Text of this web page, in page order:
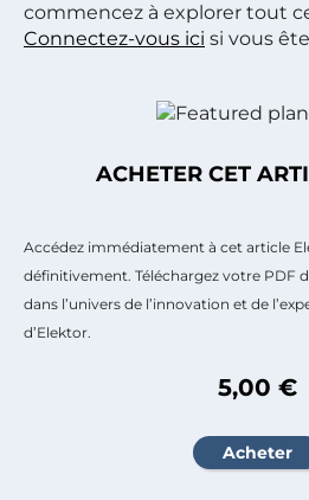
commencez à explorer tout
Connectez-vous ici si vous
ACHETER CET
Accédez immédiatement à cet article
définitivement. Téléchargez votre PDF
dans l’univers de l’innovation et de
d’Elektor.
5,00 €